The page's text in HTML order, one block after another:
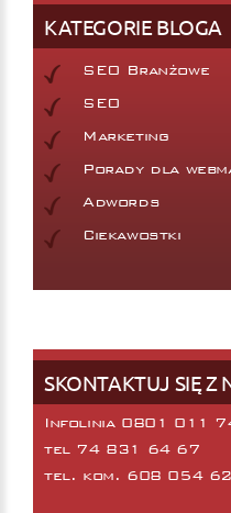
KATEGORIE BLOGA
SEO Branżowe
SEO
Marketing
Porady dla
Adwords
Ciekawostki
SKONTAKTUJ SIĘ Z
Infolinia 0801 011
tel 74 831 64 67
tel. kom. 608 054